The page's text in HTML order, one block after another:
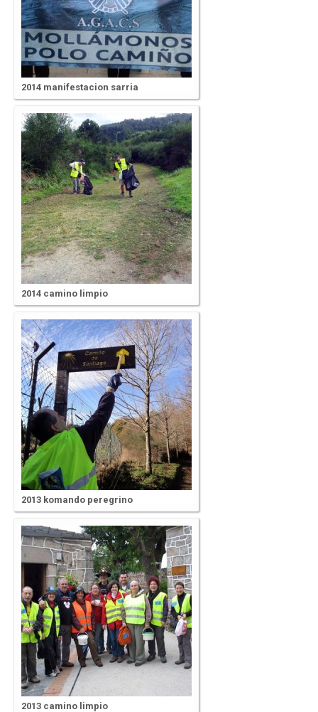
2014 manifestacion sarria
2014 camino limpio
2013 komando peregrino
2013 camino limpio